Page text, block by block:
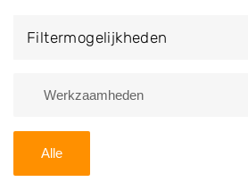
kapotte auto.
regio? U vindt hier alle bedrijven in
Filtermogelijkheden
Alle